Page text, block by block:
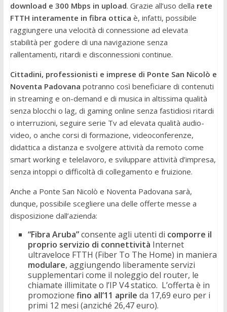
download e 300 Mbps in upload. Grazie all’uso della rete
FTTH interamente in fibra ottica è, infatti, possibile
raggiungere una velocità di connessione ad elevata
stabilità per godere di una navigazione senza
rallentamenti, ritardi e disconnessioni continue.
Cittadini, professionisti e imprese di Ponte San Nicolò e
Noventa Padovana potranno così beneficiare di contenuti
in streaming e on-demand e di musica in altissima qualità
senza blocchi o lag, di gaming online senza fastidiosi ritardi
o interruzioni, seguire serie Tv ad elevata qualità audio-
video, o anche corsi di formazione, videoconferenze,
didattica a distanza e svolgere attività da remoto come
smart working e telelavoro, e sviluppare attività d’impresa,
senza intoppi o difficoltà di collegamento e fruizione.
Anche a Ponte San Nicolò e Noventa Padovana sarà,
dunque, possibile scegliere una delle offerte messe a
disposizione dall’azienda:
“Fibra Aruba”consente agli utenti di comporre il
proprio servizio di connettività Internet
ultraveloce FTTH (Fiber To The Home) in maniera
modulare, aggiungendo liberamente servizi
supplementari come il noleggio del router, le
chiamate illimitate o l’IP V4 statico. L’offerta è in
promozione fino all’11 aprile da 17,69 euro per i
primi 12 mesi (anziché 26,47 euro).